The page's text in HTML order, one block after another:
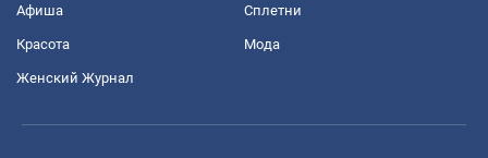
Афиша Сплетни
Красота Мода
Женский Журнал